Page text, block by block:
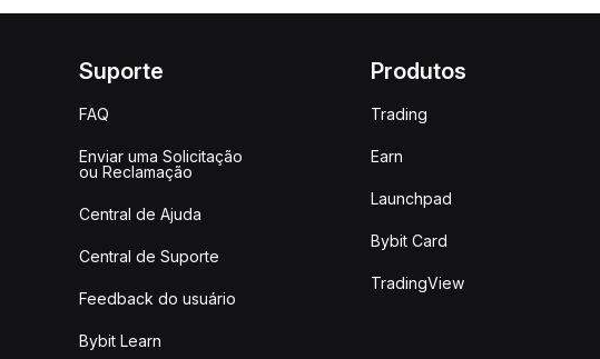
Suporte
FAQ
Enviar uma Solicitação
ou Reclamação
Central de Ajuda
Central de Suporte
Feedback do usuário
Bybit Learn
Produtos
Trading
Earn
Launchpad
Bybit Card
TradingView